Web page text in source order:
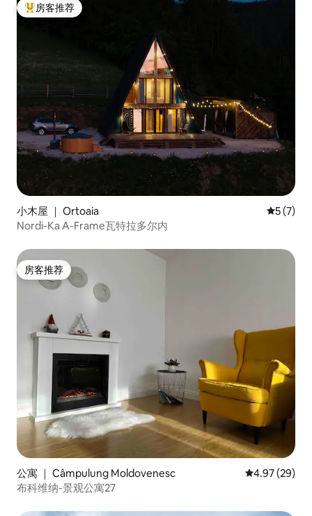
热门「房客推荐」
房客推荐
小木屋 ｜ Ortoaia 平均评分
5 (7)
Nordi-Ka A-Frame瓦特拉多尔内
房客推荐
房客推荐
公寓 ｜ Câmpulung Moldovenesc 平均评分
4.97 (29)
布科维纳-景观公寓27